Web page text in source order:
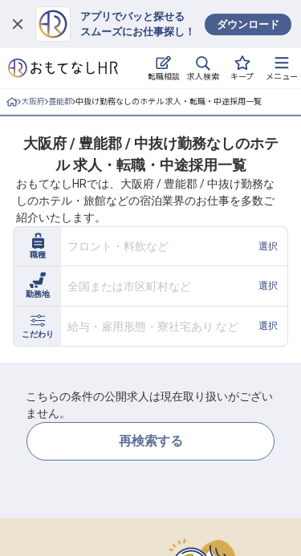
アプリでパッと探せる
スムーズにお仕事探し！
ダウンロード
転職相談 求人検索 キープ メニュー
ログイン
求人・施設を探す
就職・転職 合同説明会
おもてなしHRについて
ご利用の流れ
よくある質問
ホテル・宿泊業界情報コラム
大阪府 豊能郡 中抜け勤務なしのホテル 求人・転職・中途採用一覧
大阪府 / 豊能郡 / 中抜け勤務なしのホテ
ル 求人・転職・中途採用一覧
おもてなしHRでは、大阪府 / 豊能郡 / 中抜け勤務な
しのホテル・旅館などの宿泊業界のお仕事を多数ご
紹介いたします。
職種
フロント・料飲など 選択
勤務地
全国または市区町村など 選択
こだわり
給与・雇用形態・寮社宅あり など 選択
こちらの条件の公開求人は現在取り扱いがござい
ません。
再検索する